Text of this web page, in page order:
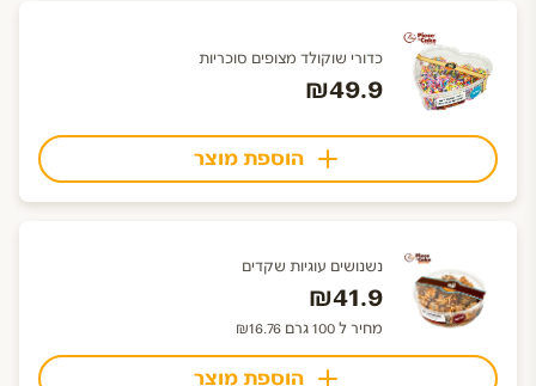
כדורי שוקולד מצופים סוכריות
₪49.9
הוספת מוצר
נשנושים עוגיות שקדים
₪41.9
מחיר ל 100 גרם ₪16.76
הוספת מוצר